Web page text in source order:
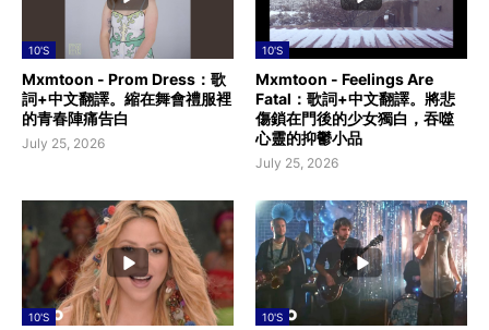
10'S
Mxmtoon - Prom Dress：歌
詞+中文翻譯。縮在舞會禮服裡
的青春陣痛告白
July 25, 2026
10'S
Mxmtoon - Feelings Are
Fatal：歌詞+中文翻譯。將悲
傷鎖在門後的少女獨白，吞噬
心靈的抑鬱小品
July 25, 2026
10'S 10'S